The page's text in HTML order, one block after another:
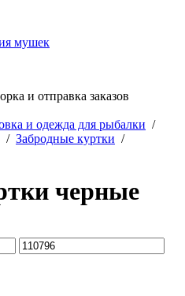
мушек
и отправка заказов
и одежда для рыбалки /
/ Забродные куртки /
черные